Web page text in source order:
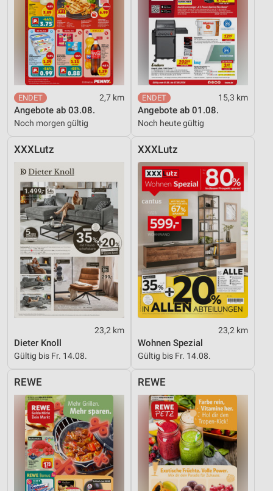
2,7 km
Angebote ab 03.08.
Noch morgen gültig
15,3 km
Angebote ab 01.08.
Noch heute gültig
XXXLutz
23,2 km
Dieter Knoll
Gültig bis Fr. 14.08.
XXXLutz
23,2 km
Wohnen Spezial
Gültig bis Fr. 14.08.
REWE REWE